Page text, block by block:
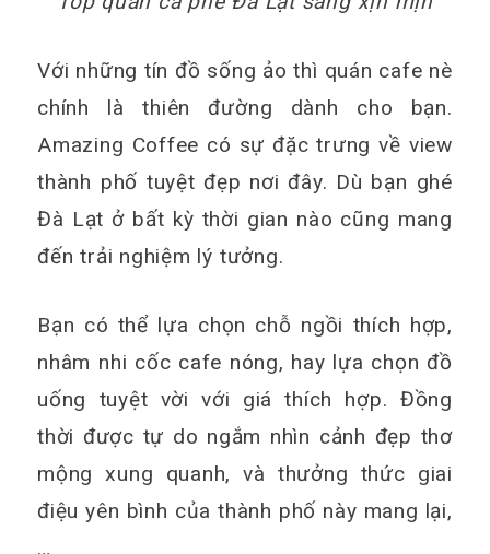
Với những tín đồ sống ảo thì quán cafe nè
chính là thiên đường dành cho bạn.
Amazing Coffee có sự đặc trưng về view
thành phố tuyệt đẹp nơi đây. Dù bạn ghé
Đà Lạt ở bất kỳ thời gian nào cũng mang
đến trải nghiệm lý tưởng.
Bạn có thể lựa chọn chỗ ngồi thích hợp,
nhâm nhi cốc cafe nóng, hay lựa chọn đồ
uống tuyệt vời với giá thích hợp. Đồng
thời được tự do ngắm nhìn cảnh đẹp thơ
mộng xung quanh, và thưởng thức giai
điệu yên bình của thành phố này mang lại,
…